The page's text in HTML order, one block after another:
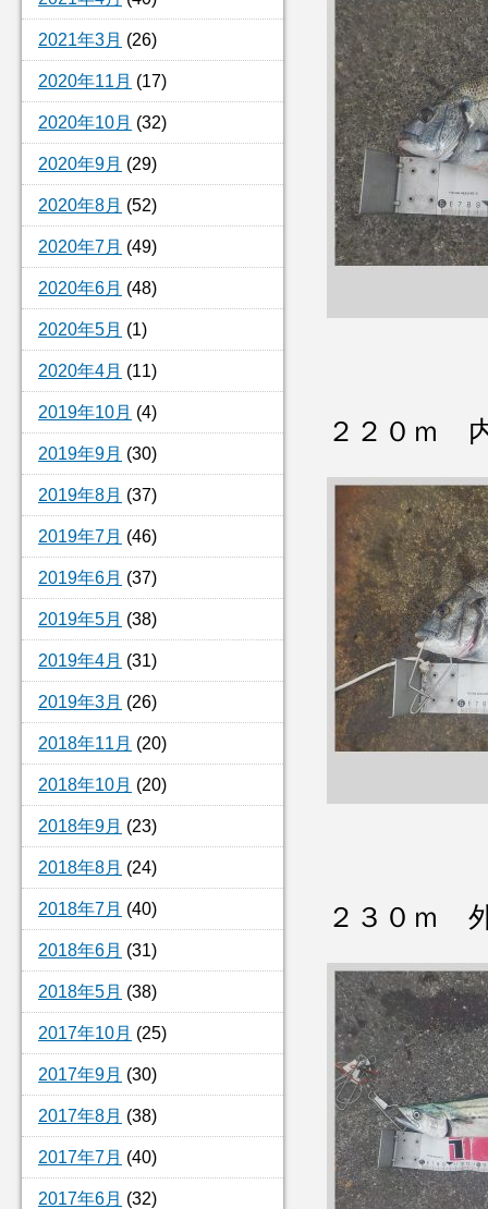
2021年3月 (26)
2020年11月 (17)
2020年10月 (32)
2020年9月 (29)
2020年8月 (52)
2020年7月 (49)
2020年6月 (48)
2020年5月 (1)
2020年4月 (11)
2019年10月 (4)
2019年9月 (30)
2019年8月 (37)
2019年7月 (46)
2019年6月 (37)
2019年5月 (38)
2019年4月 (31)
2019年3月 (26)
2018年11月 (20)
2018年10月 (20)
2018年9月 (23)
2018年8月 (24)
2018年7月 (40)
2018年6月 (31)
2018年5月 (38)
2017年10月 (25)
2017年9月 (30)
2017年8月 (38)
2017年7月 (40)
2017年6月 (32)
２２０ｍ
２３０ｍ